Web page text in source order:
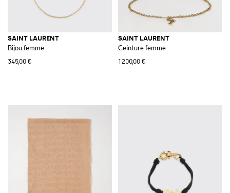
SAINT LAURENT
Bijou femme
345,00 €
SAINT LAURENT
Ceinture femme
1 200,00 €